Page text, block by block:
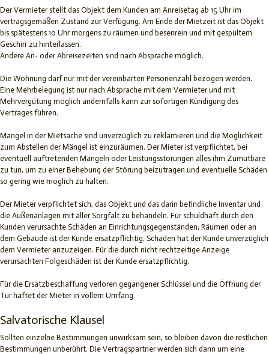
Der Vermieter stellt das Objekt dem Kunden am Anreisetag ab 15 Uhr im
vertragsgemäßen Zustand zur Verfügung. Am Ende der Mietzeit ist das Objekt
bis spätestens 10 Uhr morgens zu räumen und besenrein und mit gespültem
Geschirr zu hinterlassen.
Andere An- oder Abreisezeiten sind nach Absprache möglich.
Die Wohnung darf nur mit der vereinbarten Personenzahl bezogen werden.
Eine Mehrbelegung ist nur nach Absprache mit dem Vermieter und mit
Mehrvergütung möglich andernfalls kann zur sofortigen Kündigung des
Vertrages führen.
Mängel in der Mietsache sind unverzüglich zu reklamieren und die Möglichkeit
zum Abstellen der Mängel ist einzuräumen. Der Mieter ist verpflichtet, bei
eventuell auftretenden Mängeln oder Leistungsstörungen alles ihm Zumutbare
zu tun, um zu einer Behebung der Störung beizutragen und eventuelle Schäden
so gering wie möglich zu halten.
Der Mieter verpflichtet sich, das Objekt und das darin befindliche Inventar und
die Außenanlagen mit aller Sorgfalt zu behandeln. Für schuldhaft durch den
Kunden verursachte Schäden an Einrichtungsgegenständen, Räumen oder an
dem Gebäude ist der Kunde ersatzpflichtig. Schäden hat der Kunde unverzüglich
dem Vermieter anzuzeigen. Für die durch nicht rechtzeitige Anzeige
verursachten Folgeschäden ist der Kunde ersatzpflichtig.
Für die Ersatzbeschaffung verloren gegangener Schlüssel und die Öffnung der
Tür haftet der Mieter in vollem Umfang.
Salvatorische Klausel
Sollten einzelne Bestimmungen unwirksam sein, so bleiben davon die restlichen
Bestimmungen unberührt. Die Vertragspartner werden sich dann um eine